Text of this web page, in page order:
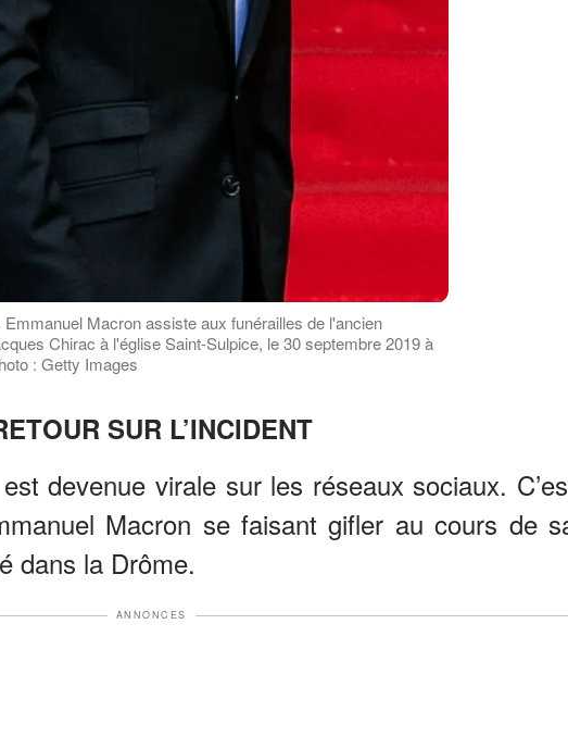
Macron assiste aux funérailles de l'ancien
Chirac à l'église Saint-Sulpice, le 30 septembre 2019 à
: Getty Images
SUR L’INCIDENT
devenue virale sur les réseaux sociaux.
Macron se faisant gifler au cours de
dans la Drôme.
ANNONCES